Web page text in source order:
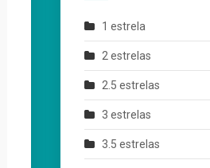
1 estrela
2 estrelas
2.5 estrelas
3 estrelas
3.5 estrelas